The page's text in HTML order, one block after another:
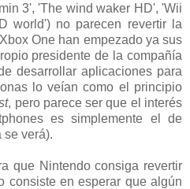
3', 'The wind waker HD', 'Wii
world') no parecen revertir la
One han empezado ya sus
presidente de la compañía
desarrollar aplicaciones para
lo veían como el principio
, pero parece ser que el interés
es simplemente el de
se verá).
que Nintendo consiga revertir
consiste en esperar que algún